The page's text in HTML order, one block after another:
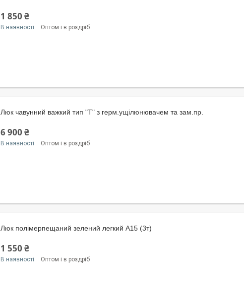
1 850 ₴
В наявності Оптом і в роздріб
Люк чавунний важкий тип "Т" з герм.ущілюнювачем та зам.пр.
6 900 ₴
В наявності Оптом і в роздріб
Люк полімерпещаний зелений легкий А15 (3т)
1 550 ₴
В наявності Оптом і в роздріб